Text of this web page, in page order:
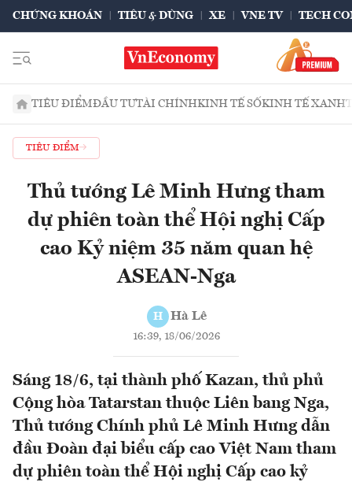
CHỨNG KHOÁN TIÊU & DÙNG XE VNE TV TECH
TIÊU ĐIỂMĐẦU TƯTÀI CHÍNHKINH TẾ SỐKINH TẾ XANH
TIÊU ĐIỂM
Thủ tướng Lê Minh Hưng tham
dự phiên toàn thể Hội nghị Cấp
cao Kỷ niệm 35 năm quan hệ
ASEAN-Nga
H Hà Lê
16:39, 18/06/2026
Sáng 18/6, tại thành phố Kazan, thủ phủ
Cộng hòa Tatarstan thuộc Liên bang Nga,
Thủ tướng Chính phủ Lê Minh Hưng dẫn
đầu Đoàn đại biểu cấp cao Việt Nam tham
dự phiên toàn thể Hội nghị Cấp cao kỷ